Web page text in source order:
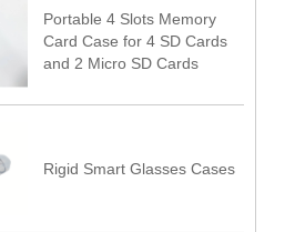
Portable 4 Slots Memory
Card Case for 4 SD Cards
and 2 Micro SD Cards
Rigid Smart Glasses Cases